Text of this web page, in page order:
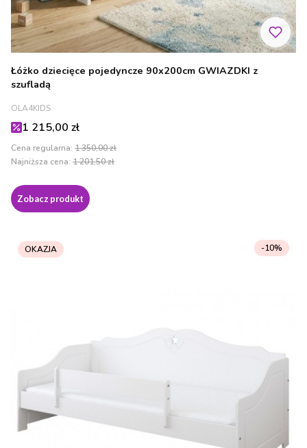
Łóżko dziecięce pojedyncze 90x200cm GWIAZDKI z
szufladą
PRODUCENT
OLA4KIDS
Cena promocyjna
1 215,00 zł
Cena regularna: 1 350,00 zł
Najniższa cena: 1 201,50 zł
Zobacz produkt
OKAZJA -10%